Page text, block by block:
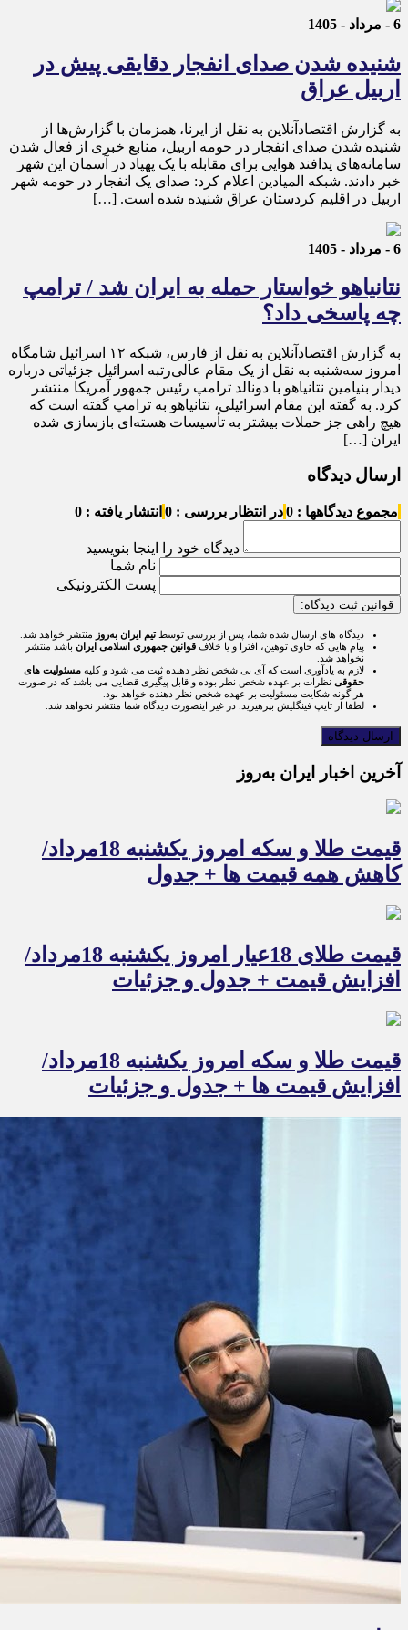
6 - مرداد - 1405
شنیده شدن صدای انفجار دقایقی پیش در
اربیل عراق
به گزارش اقتصادآنلاین به نقل از ایرنا، همزمان با گزارش‌ها از
شنیده شدن صدای انفجار در حومه اربیل، منابع خبری از فعال شدن
سامانه‌های پدافند هوایی برای مقابله با یک پهپاد در آسمان این شهر
خبر دادند. شبکه المیادین اعلام کرد: صدای یک انفجار در حومه شهر
اربیل در اقلیم کردستان عراق شنیده شده است. […]
6 - مرداد - 1405
نتانیاهو خواستار حمله به ایران شد / ترامپ
چه پاسخی داد؟
به گزارش اقتصادآنلاین به نقل از فارس، شبکه ۱۲ اسرائیل شامگاه
امروز سه‌شنبه به نقل از یک مقام عالی‌رتبه اسرائیل جزئیاتی درباره
دیدار بنیامین نتانیاهو با دونالد ترامپ رئیس جمهور آمریکا منتشر
کرد. به گفته این مقام اسرائیلی، نتانیاهو به ترامپ گفته است که
هیچ راهی جز حملات بیشتر به تأسیسات هسته‌ای بازسازی شده
ایران […]
ارسال دیدگاه
مجموع دیدگاهها : 0 در انتظار بررسی : 0 انتشار یافته : 0
دیدگاه خود را اینجا بنویسید
نام شما
پست الکترونیکی
قوانین ثبت دیدگاه:
دیدگاه های ارسال شده شما، پس از بررسی توسطتیم ایران به‌روز منتشر خواهد شد.
پیام هایی که حاوی توهین، افترا و یا خلاف قوانین جمهوری اسلامی ایران باشد منتشر
نخواهد شد.
لازم به یادآوری است که آی پی شخص نظر دهنده ثبت می شود و کلیه مسئولیت های
حقوقی نظرات بر عهده شخص نظر بوده و قابل پیگیری قضایی می باشد که در صورت
هر گونه شکایت مسئولیت بر عهده شخص نظر دهنده خواهد بود.
لطفا از تایپ فینگلیش بپرهیزید. در غیر اینصورت دیدگاه شما منتشر نخواهد شد.
آخرین اخبار ایران به‌روز
قیمت طلا و سکه امروز یکشنبه 18مرداد/
کاهش همه قیمت ها + جدول
قیمت طلای 18عیار امروز یکشنبه 18مرداد/
افزایش قیمت + جدول و جزئیات
قیمت طلا و سکه امروز یکشنبه 18مرداد/
افزایش قیمت ها + جدول و جزئیات